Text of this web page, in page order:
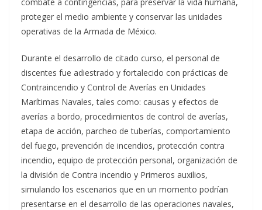
proteger el medio ambiente y conservar las unidades
operativas de la Armada de México.
Durante el desarrollo de citado curso, el personal de
discentes fue adiestrado y fortalecido con prácticas de
Contraincendio y Control de Averías en Unidades
Marítimas Navales, tales como: causas y efectos de
averías a bordo, procedimientos de control de averías,
etapa de acción, parcheo de tuberías, comportamiento
del fuego, prevención de incendios, protección contra
incendio, equipo de protección personal, organización de
la división de Contra incendio y Primeros auxilios,
simulando los escenarios que en un momento podrían
presentarse en el desarrollo de las operaciones navales,